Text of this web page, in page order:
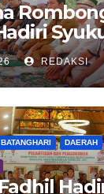
di
REDAKSI
BATANGHARI DAERAH